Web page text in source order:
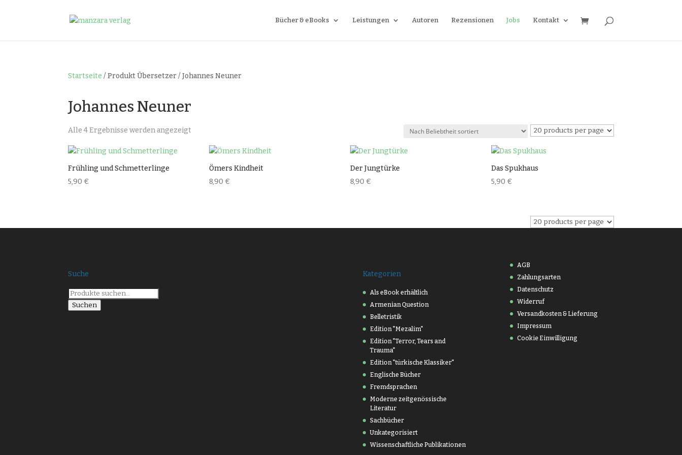
Bücher & eBooks Leistungen Autoren Rezensionen Jobs Kontakt
Startseite / Produkt Übersetzer / Johannes Neuner
Johannes Neuner
Alle 4 Ergebnisse werden angezeigt
sortiert
Frühling und Schmetterlinge
5,90 €
Ömers Kindheit
8,90 €
Der Jungtürke
8,90 €
Das Spukhaus
5,90 €
Suche
Suche
nach:
Suchen
Kategorien
Als eBook erhältlich
Armenian Question
Belletristik
Edition "Mezalim"
Edition "Terror, Tears and
Trauma"
Edition "türkische Klassiker"
Englische Bücher
Fremdsprachen
Moderne zeitgenössische
Literatur
Sachbücher
Unkategorisiert
Wissenschaftliche Publikationen
AGB
Zahlungsarten
Datenschutz
Widerruf
Versandkosten & Lieferung
Impressum
Cookie Einwilligung